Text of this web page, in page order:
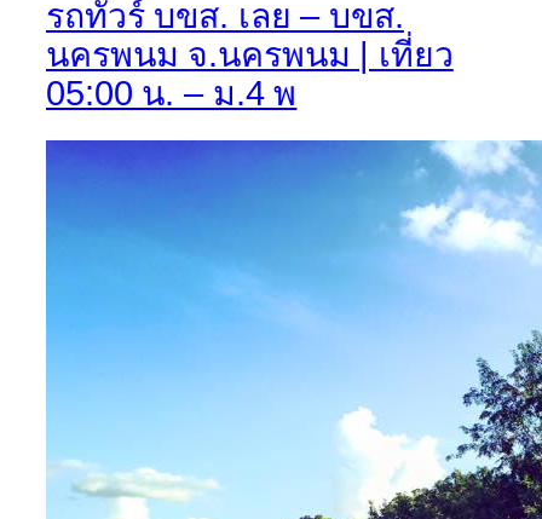
รถทัวร์ บขส. เลย – บขส.
นครพนม จ.นครพนม | เที่ยว
05:00 น. – ม.4 พ